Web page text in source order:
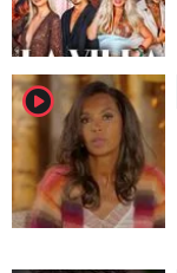
player2